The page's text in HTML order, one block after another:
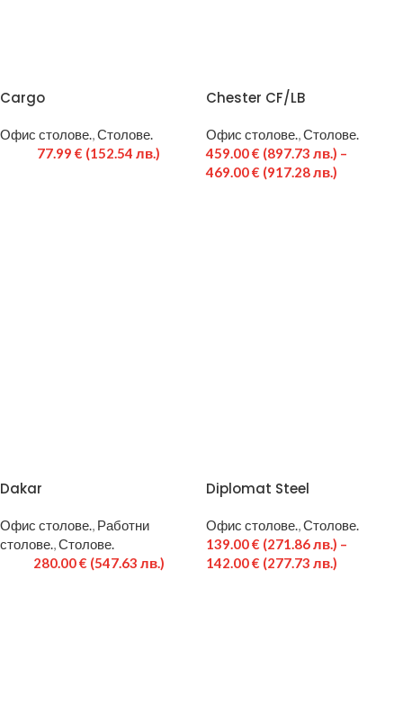
Cargo
Офис столове.,Столове.
77.99 € (152.54 лв.)
Chester CF/LB
Офис столове.,Столове.
459.00€ (897.73 лв.) –
469.00€ (917.28 лв.)
Dakar
Офис столове., Работни
столове.,Столове.
280.00€ (547.63 лв.)
Diplomat Steel
Офис столове.,Столове.
139.00€ (271.86 лв.) –
142.00€ (277.73 лв.)